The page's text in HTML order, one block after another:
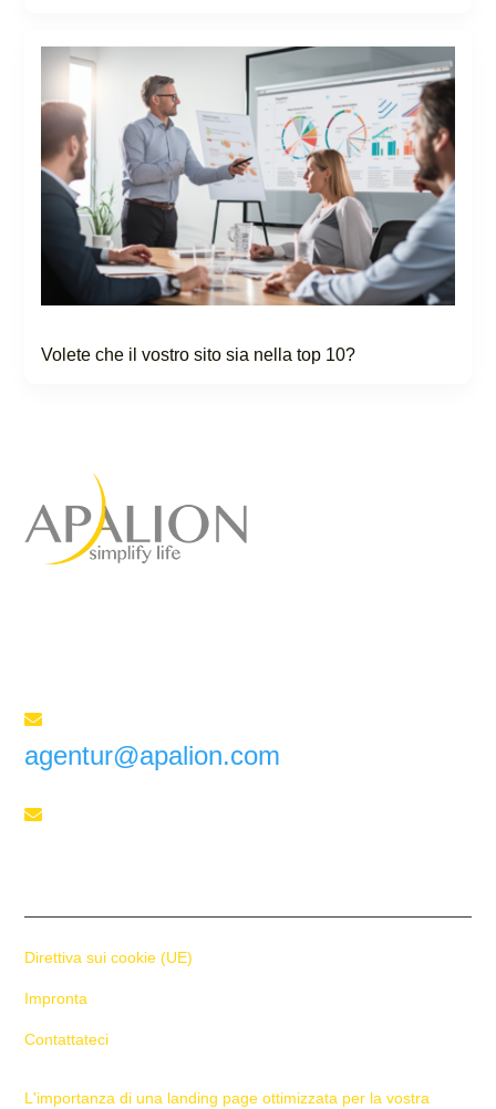
Volete che il vostro sito sia nella top 10?

agentur@apalion.com

L'importanza di una landing page ottimizzata per la vostra
Direttiva sui cookie (UE)
Impronta
Contattateci